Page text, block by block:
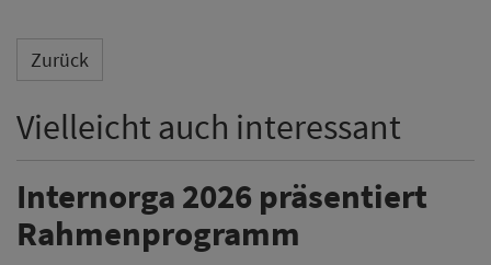
Zurück
Vielleicht auch interessant
Internorga 2026 präsentiert
Rahmenprogramm